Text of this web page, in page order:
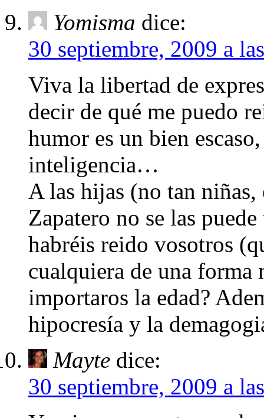
Yomisma dice:
30 septiembre, 2009 a
Viva la libertad de
decir de qué me puedo
humor es un bien
inteligencia…
A las hijas (no tan niñas,
Zapatero no se las
habréis reido vosotros
cualquiera de una forma
importaros la edad?
hipocresía y la
Mayte dice:
30 septiembre, 2009 a